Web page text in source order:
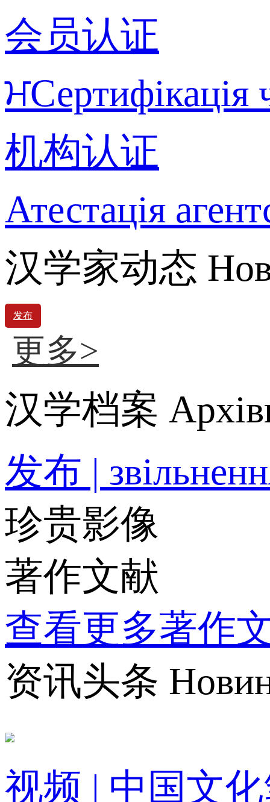
会员认证
ਮСертифікація
机构认证
Атестація
汉学家动态
发布
更多>
汉学档案
发布 |
珍贵影像
著作文献
查看更多著作
资讯头条
视频 | 中国文